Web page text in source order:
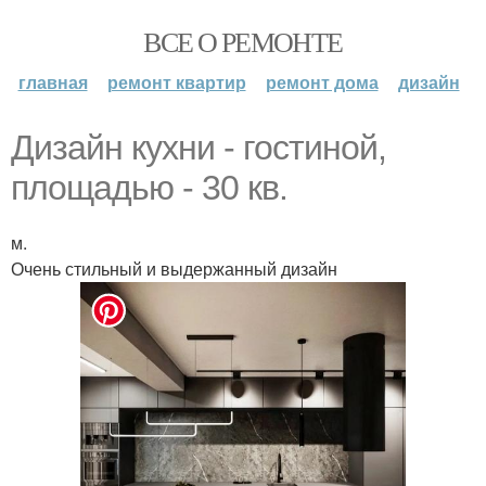
ВСЕ О РЕМОНТЕ
главная ремонт квартир ремонт дома дизайн
Дизайн кухни - гостиной,
площадью - 30 кв.
м.
Очень стильный и выдержанный дизайн